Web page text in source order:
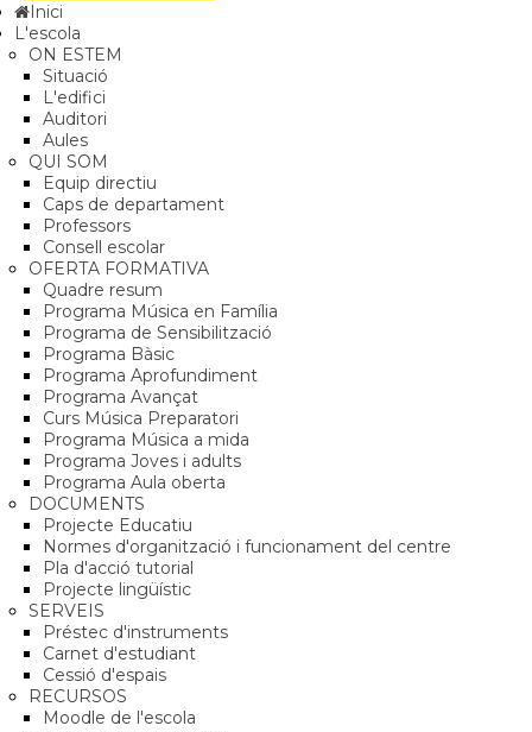
Inici
L'escola
ON ESTEM
Situació
L'edifici
Auditori
Aules
QUI SOM
Equip directiu
Caps de departament
Professors
Consell escolar
OFERTA FORMATIVA
Quadre resum
Programa Música en Família
Programa de Sensibilització
Programa Bàsic
Programa Aprofundiment
Programa Avançat
Curs Música Preparatori
Programa Música a mida
Programa Joves i adults
Programa Aula oberta
DOCUMENTS
Projecte Educatiu
Normes d'organització i funcionament del centre
Pla d'acció tutorial
Projecte lingüístic
SERVEIS
Préstec d'instruments
Carnet d'estudiant
Cessió d'espais
RECURSOS
Moodle de l'escola